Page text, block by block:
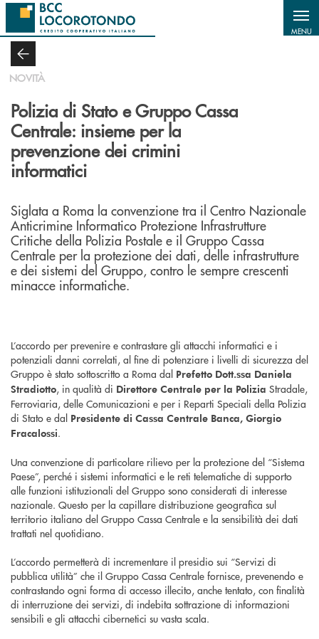
Salta al contenuto principale
MENU
NOVITÀ
Polizia di Stato e Gruppo Cassa
Centrale: insieme per la
prevenzione dei crimini
informatici
Siglata a Roma la convenzione tra il Centro Nazionale
Anticrimine Informatico Protezione Infrastrutture
Critiche della Polizia Postale e il Gruppo Cassa
Centrale per la protezione dei dati, delle infrastrutture
e dei sistemi del Gruppo, contro le sempre crescenti
minacce informatiche.
L’accordo per prevenire e contrastare gli attacchi informatici e i
potenziali danni correlati, al fine di potenziare i livelli di sicurezza del
Gruppo è stato sottoscritto a Roma dal Prefetto Dott.ssa Daniela
Stradiotto, in qualità di Direttore Centrale per la Polizia Stradale,
Ferroviaria, delle Comunicazioni e per i Reparti Speciali della Polizia
di Stato e dal Presidente di Cassa Centrale Banca, Giorgio
Fracalossi.
Una convenzione di particolare rilievo per la protezione del “Sistema
Paese”, perché i sistemi informatici e le reti telematiche di supporto
alle funzioni istituzionali del Gruppo sono considerati di interesse
nazionale. Questo per la capillare distribuzione geografica sul
territorio italiano del Gruppo Cassa Centrale e la sensibilità dei dati
trattati nel quotidiano.
L’accordo permetterà di incrementare il presidio sui “Servizi di
pubblica utilità” che il Gruppo Cassa Centrale fornisce, prevenendo e
contrastando ogni forma di accesso illecito, anche tentato, con finalità
di interruzione dei servizi, di indebita sottrazione di informazioni
sensibili e gli attacchi cibernetici su vasta scala.